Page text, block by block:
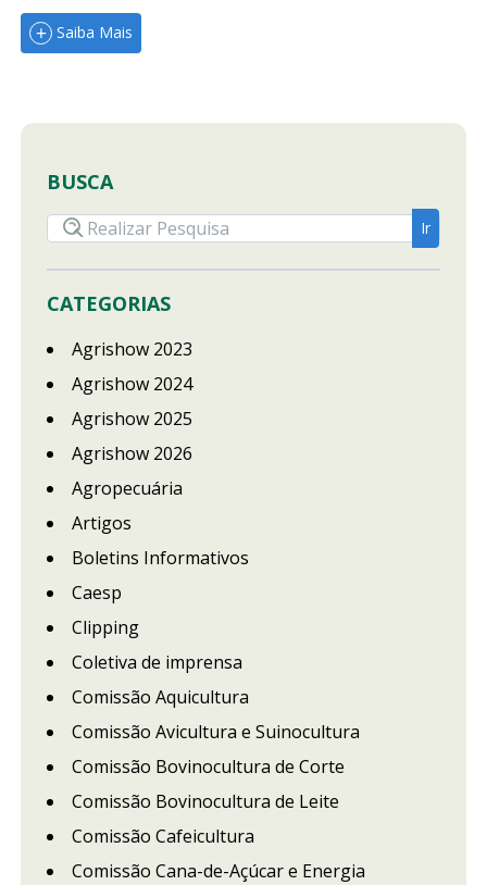
Saiba Mais
BUSCA
CATEGORIAS
Agrishow 2023
Agrishow 2024
Agrishow 2025
Agrishow 2026
Agropecuária
Artigos
Boletins Informativos
Caesp
Clipping
Coletiva de imprensa
Comissão Aquicultura
Comissão Avicultura e Suinocultura
Comissão Bovinocultura de Corte
Comissão Bovinocultura de Leite
Comissão Cafeicultura
Comissão Cana-de-Açúcar e Energia